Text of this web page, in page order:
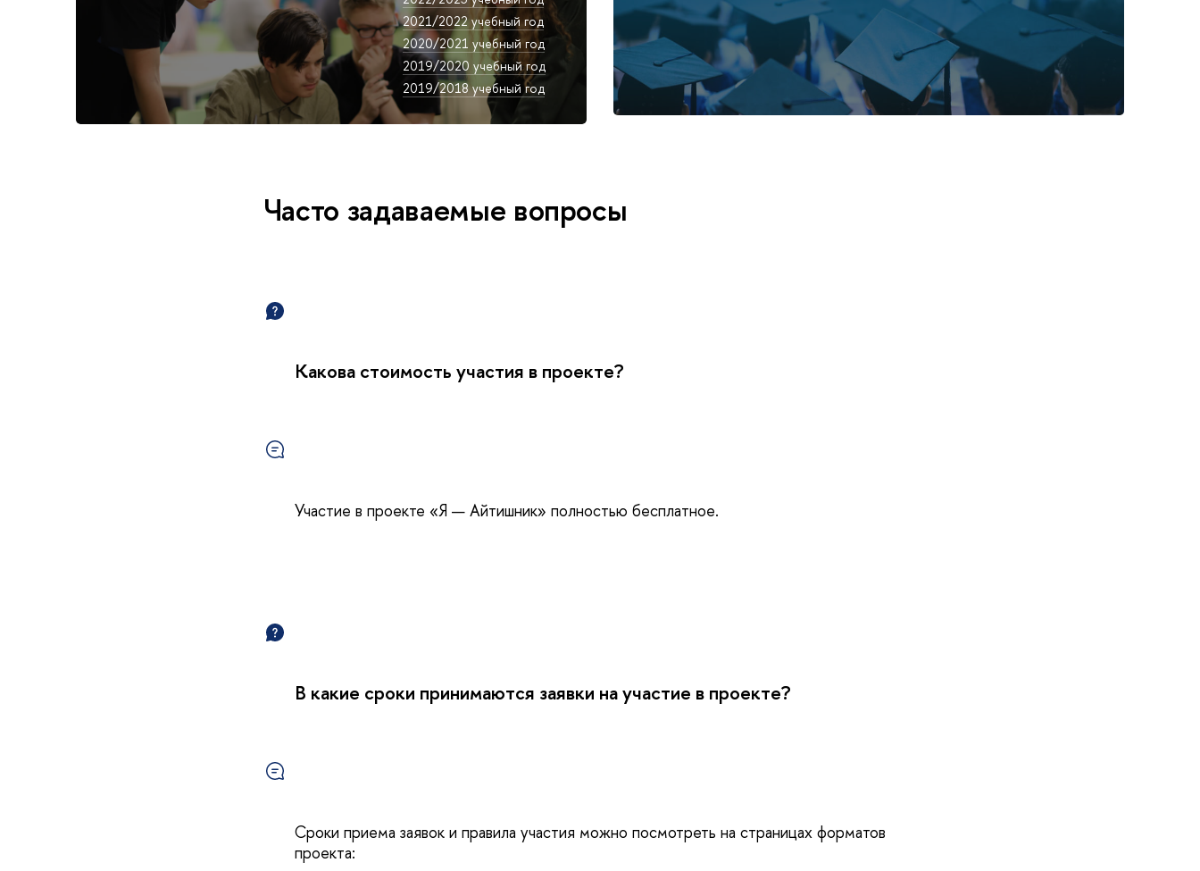
2021/2022 учебный год
2020/2021 учебный год
2019/2020 учебный год
2019/2018 учебный год
Часто задаваемые вопросы
Какова стоимость участия в проекте?
Участие в проекте «Я — Айтишник» полностью бесплатное.
В какие сроки принимаются заявки на участие в проекте?
Сроки приема заявок и правила участия можно посмотреть на страницах форматов
проекта: